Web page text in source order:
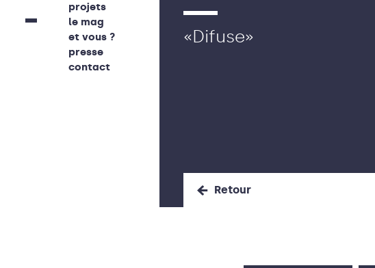
projets
le mag
et vous ?
presse
contact
«Difuse»
Retour